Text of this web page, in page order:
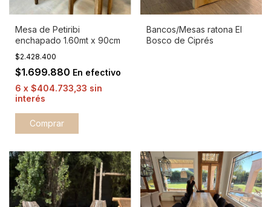
Mesa de Petiribi
enchapado 1.60mt x 90cm
$2.428.400
$1.699.880 En efectivo
6 x $404.733,33 sin
interés
Bancos/Mesas ratona El
Bosco de Ciprés